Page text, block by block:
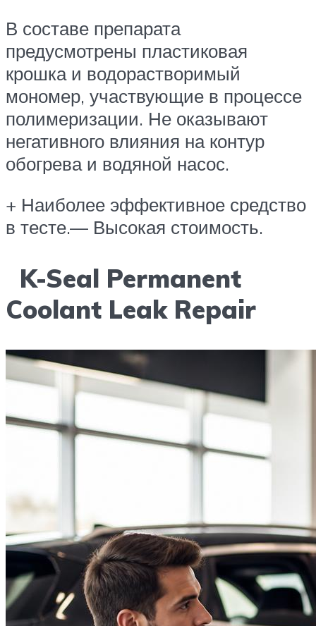
В составе препарата
предусмотрены пластиковая
крошка и водорастворимый
мономер, участвующие в процессе
полимеризации. Не оказывают
негативного влияния на контур
обогрева и водяной насос.
+ Наиболее эффективное средство
в тесте.— Высокая стоимость.
K-Seal Permanent
Coolant Leak Repair